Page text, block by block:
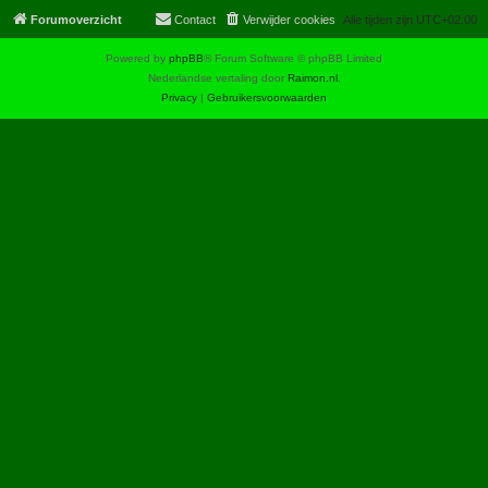
Forumoverzicht Alle tijden zijn UTC+02:00
Verwijder cookies
Contact
Powered by phpBB® Forum Software © phpBB Limited
Nederlandse vertaling door Raimon.nl.
Privacy | Gebruikersvoorwaarden